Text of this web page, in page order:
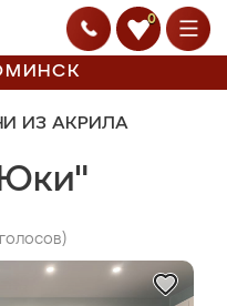
0
ИЗ АКРИЛА
голосов)